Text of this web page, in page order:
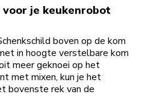
je keukenrobot
boven op de kom
in hoogte verstelbare kom
meer geknoei op het
met mixen, kun je het
bovenste rek van de